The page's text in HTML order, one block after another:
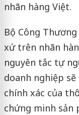
nhãn hàng Việt.
Bộ Công
xứ trên nhãn
nguyên tắc tự
doanh nghiệp
chính xác của
chứng minh sản